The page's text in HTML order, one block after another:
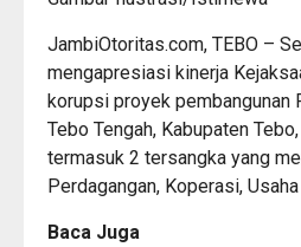
JambiOtoritas.com, TEBO –
mengapresiasi kinerja
korupsi proyek pembangunan
Tebo Tengah, Kabupaten
termasuk 2 tersangka yang
Perdagangan, Koperasi,
Baca Juga